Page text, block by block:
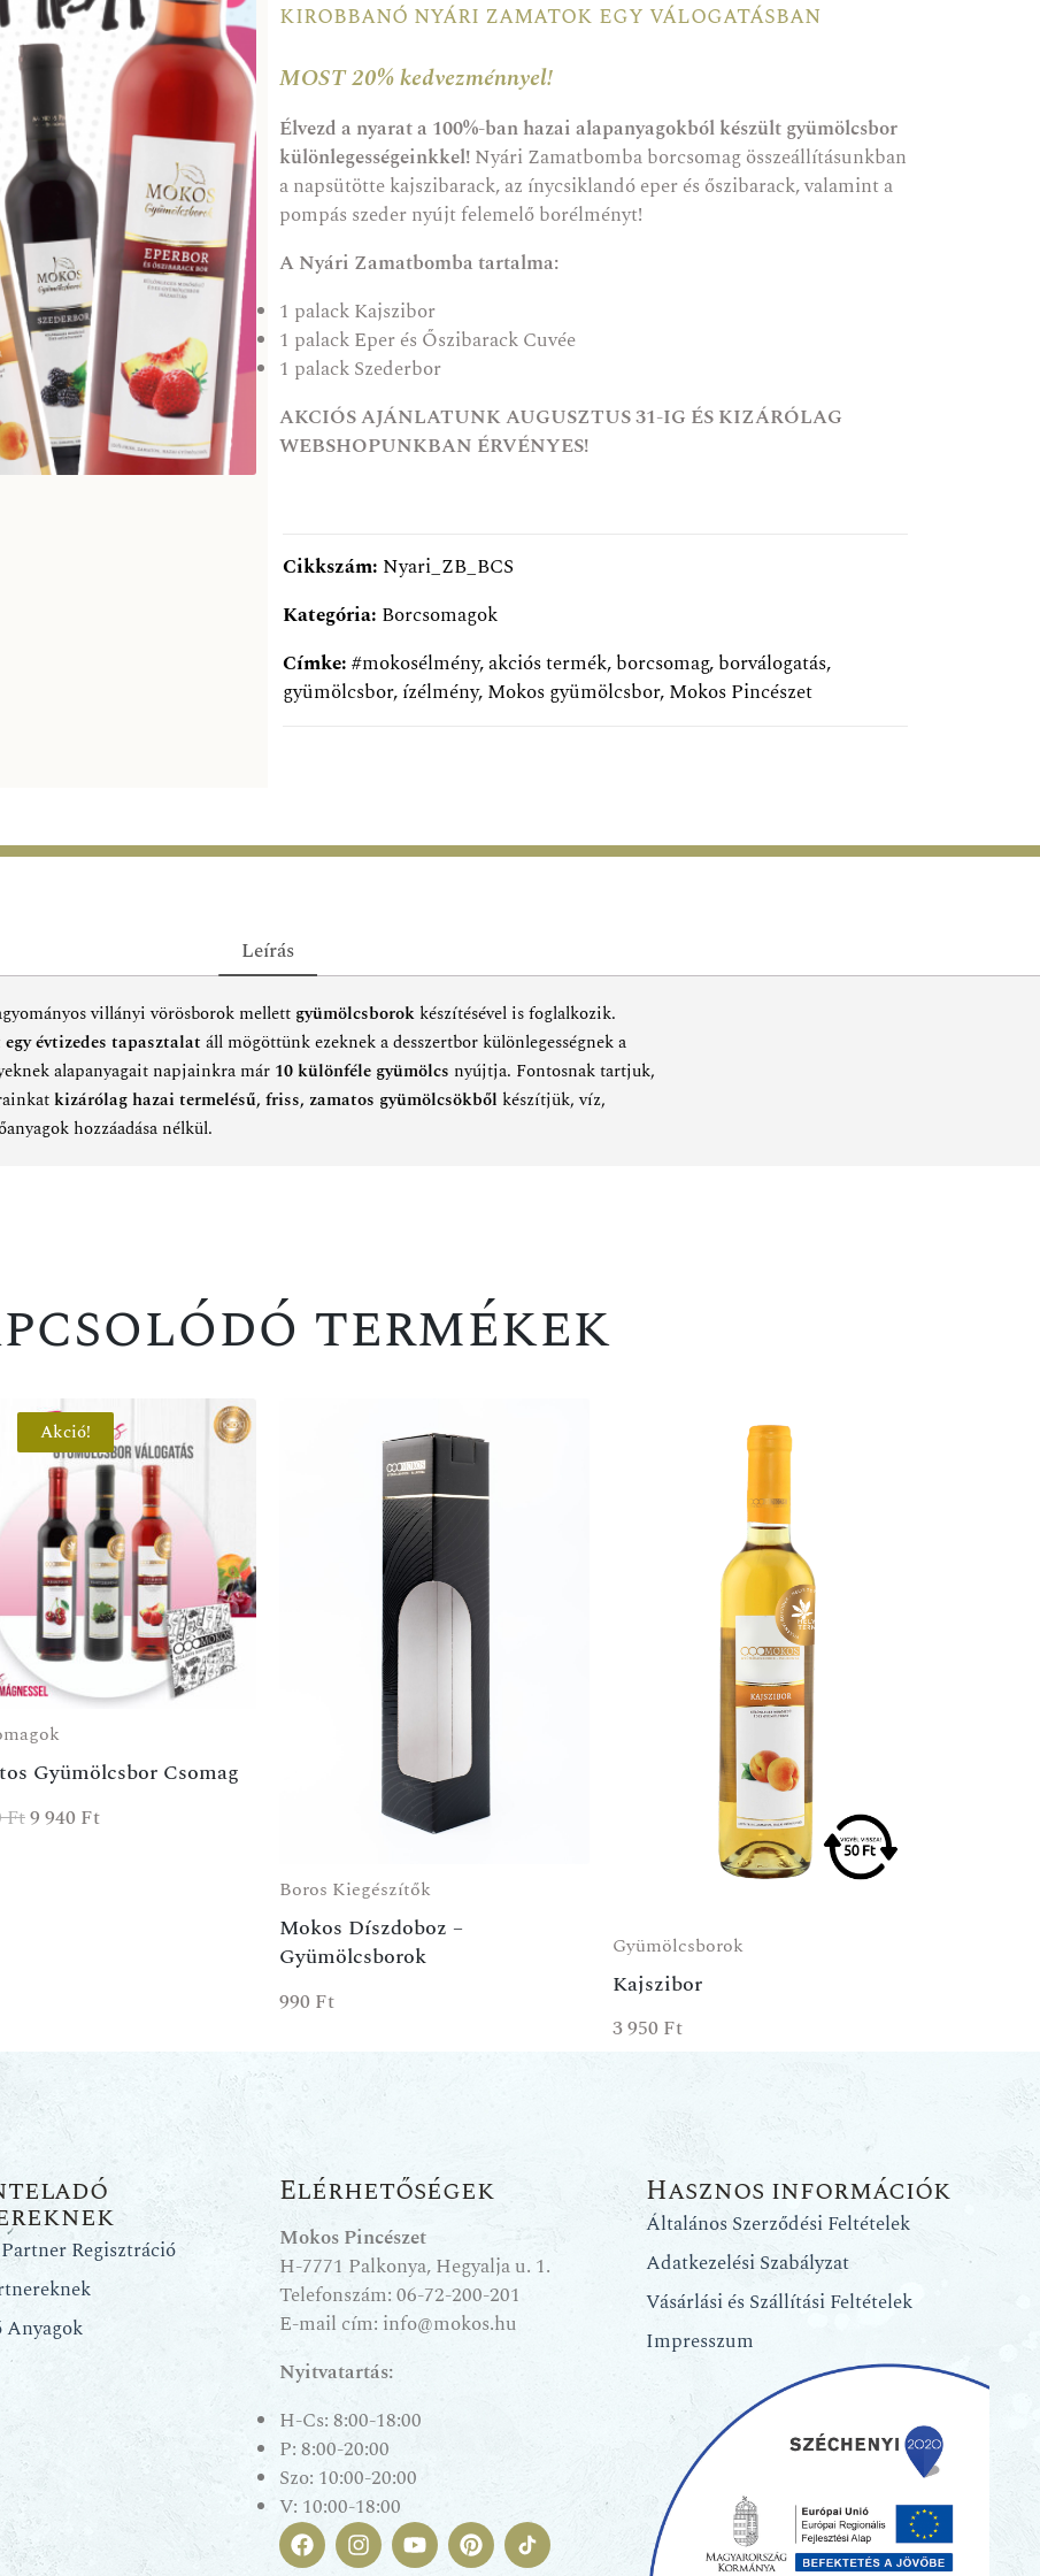
kirobbanó nyári zamatok egy válogatásban
MOST 20% kedvezménnyel!
Élvezd a nyarat a 100%-ban hazai alapanyagokból készült gyümölcsbor
különlegességeinkkel!Nyári Zamatbomba borcsomag összeállításunkban
a napsütötte kajszibarack, az ínycsiklandó eper és őszibarack, valamint a
pompás szeder nyújt felemelő borélményt!
A Nyári Zamatbomba tartalma:
1 palackKajszibor
1 palackEper és Őszibarack Cuvée
1 palackSzederbor
AKCIÓS AJÁNLATUNK AUGUSZTUS 31-IG ÉS KIZÁRÓLAG
WEBSHOPUNKBAN ÉRVÉNYES!
Cikkszám: Nyari_ZB_BCS
Kategória: Borcsomagok
Címke:#mokosélmény,akciós termék,borcsomag,borválogatás,
gyümölcsbor,ízélmény,Mokos gyümölcsbor,Mokos Pincészet
Leírás
villányi vörösborok mellett gyümölcsborok készítésével is foglalkozik.
évtizedes tapasztalat áll mögöttünk ezeknek a desszertbor különlegességnek a
alapanyagait napjainkra már 10 különféle gyümölcs nyújtja. Fontosnak tartjuk,
kizárólag hazai termelésű, friss, zamatos gyümölcsökből készítjük, víz,
hozzáadása nélkül.
termékek
AKCIÓ
Akció!
Gyümölcsbor Csomag
Ft9 940 Ft
Boros Kiegészítők
Mokos Díszdoboz –
Gyümölcsborok
990 Ft
Gyümölcsborok
Kajszibor
3 950 Ft
Regisztráció
Elérhetőségek
Mokos Pincészet
H-7771 Palkonya, Hegyalja u. 1.
Telefonszám:06-72-200-201
E-mail cím: info@mokos.hu
Nyitvatartás:
H-Cs: 8:00-18:00
P: 8:00-20:00
Szo: 10:00-20:00
V: 10:00-18:00
Hasznos információk
Általános Szerződési Feltételek
Adatkezelési Szabályzat
Vásárlási és Szállítási Feltételek
Impresszum